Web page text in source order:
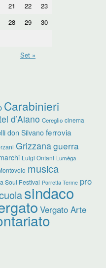
21 22
23
28 29
30
Set »
Carabinieri
d’Aiano Cereglio cinema
don Silvano ferrovia
Grizzanaguerra
Luigi Ontani Lumèga
musica
Soul Festival Porretta Terme pro
sindaco
Vergato Arte